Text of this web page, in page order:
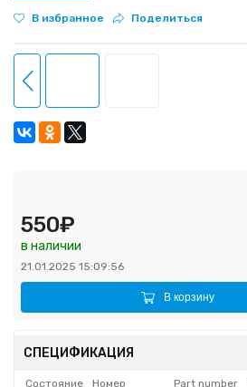
В избранное Поделиться
550₽
в наличии
21.01.2025 15:09:56
В корзину
СПЕЦИФИКАЦИЯ
Состояние Номер Part number